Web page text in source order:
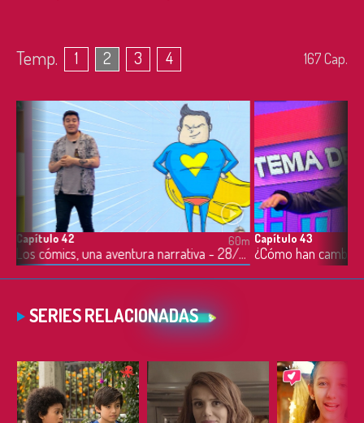
Temp. 1 2 3 4 167Cap.
Capítulo 42
Los cómics, una aventura narrativa - 28/05/2021
60m Capítulo 43
SERIES RELACIONADAS